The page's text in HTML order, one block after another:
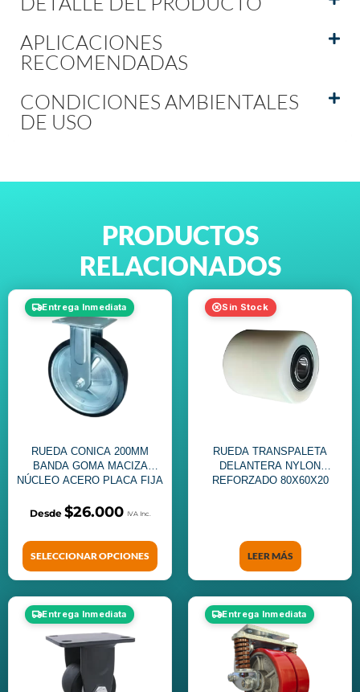
APLICACIONES
RECOMENDADAS
CONDICIONES AMBIENTALES
DE USO
PRODUCTOS
RELACIONADOS
Entrega Inmediata
RUEDA CONICA 200MM
BANDA GOMA MACIZA
NÚCLEO ACERO PLACA FIJA
$26.000
SELECCIONAR OPCIONES
Sin Stock
RUEDA TRANSPALETA
DELANTERA NYLON
REFORZADO 80X60X20
LEER MÁS
Entrega Inmediata Entrega Inmediata